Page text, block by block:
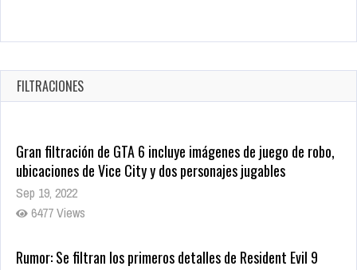
FILTRACIONES
Gran filtración de GTA 6 incluye imágenes de juego de robo,
ubicaciones de Vice City y dos personajes jugables
Sep 19, 2022
6477 Views
Rumor: Se filtran los primeros detalles de Resident Evil 9